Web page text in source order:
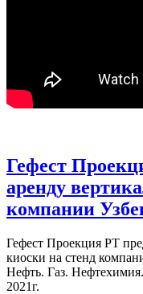
Гефест
аренду
компании
Гефест Проекция РТ
киоски на стенд
Нефть. Газ.
2021г.